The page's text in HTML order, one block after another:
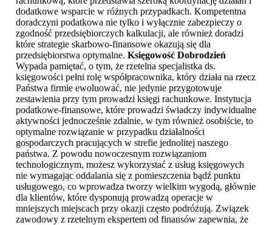
dodatkowe wsparcie w różnych przypadkach. Kompetentna
doradczyni podatkowa nie tylko i wyłącznie zabezpieczy o
zgodność przedsiębiorczych kalkulacji, ale również doradzi
które strategie skarbowo-finansowe okazują się dla
przedsiębiorstwa optymalne. Księgowość Dobrodzień
Wypada pamiętać, o tym, że rzetelna specjalistka ds.
księgowości pełni rolę współpracownika, który działa na rzecz
Państwa firmie ewoluować, nie jedynie przygotowuje
zestawienia przy tym prowadzi księgi rachunkowe. Instytucja
podatkowe-finansowe, które prowadzi świadczy indywidualne
aktywności jednocześnie zdalnie, w tym również osobiście, to
optymalne rozwiązanie w przypadku działalności
gospodarczych pracujących w strefie jednolitej naszego
państwa. Z powodu nowoczesnym rozwiązaniom
technologicznym, możesz wykorzystać z usług księgowych
nie wymagając oddalania się z pomieszczenia bądź punktu
usługowego, co wprowadza tworzy wielkim wygodą, głównie
dla klientów, które dysponują prowadzą operacje w
mniejszych miejscach przy okazji często podróżują. Związek
zawodowy z rzetelnym ekspertem od finansów zapewnia, że